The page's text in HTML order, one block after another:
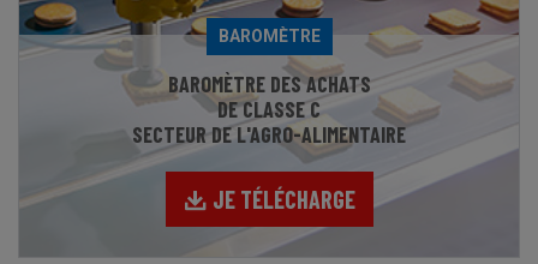
BAROMÈTRE
BAROMÈTRE DES ACHATS
DE CLASSE C
SECTEUR DE L'AGRO-ALIMENTAIRE
JE TÉLÉCHARGE